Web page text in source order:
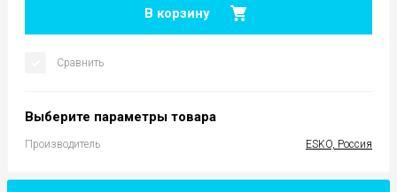
В корзину
Сравнить
Выберите параметры товара
Производитель ESKO, Россия